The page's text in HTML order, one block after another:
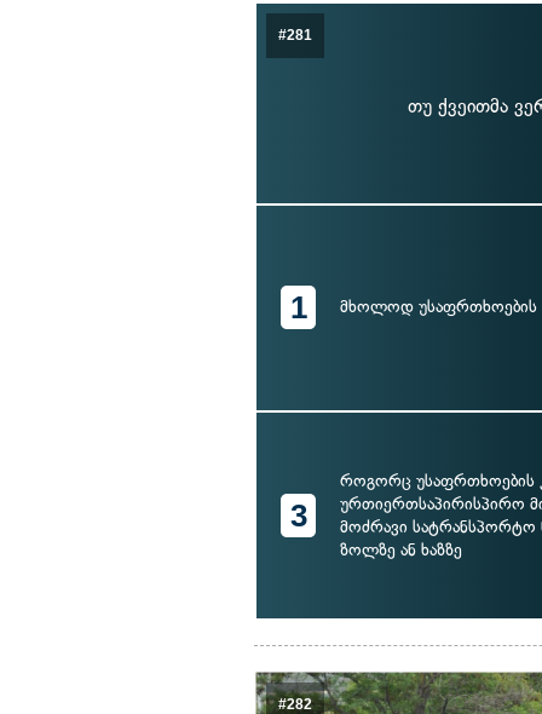
#281
თუ ქვეითმა
1 მხოლოდ უსაფრთხოების
3
როგორც უსაფრთხოების
ურთიერთსაპირისპირო
მოძრავი სატრანსპორტო
ზოლზე ან ხაზზე
#282